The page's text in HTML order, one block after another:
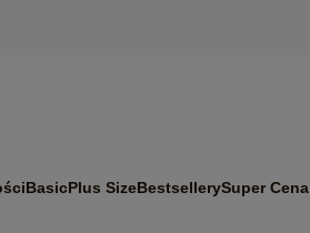
BasicPlus SizeBestsellerySuper Cena